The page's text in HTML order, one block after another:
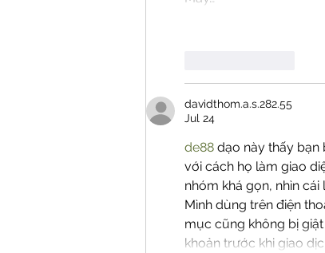
davidthom.a.s.282.55
Jul 24
de88 dạo này thấy bạn
với cách họ làm giao
nhóm khá gọn, nhìn
Mình dùng trên điện
mục cũng không bị
khoản trước khi giao